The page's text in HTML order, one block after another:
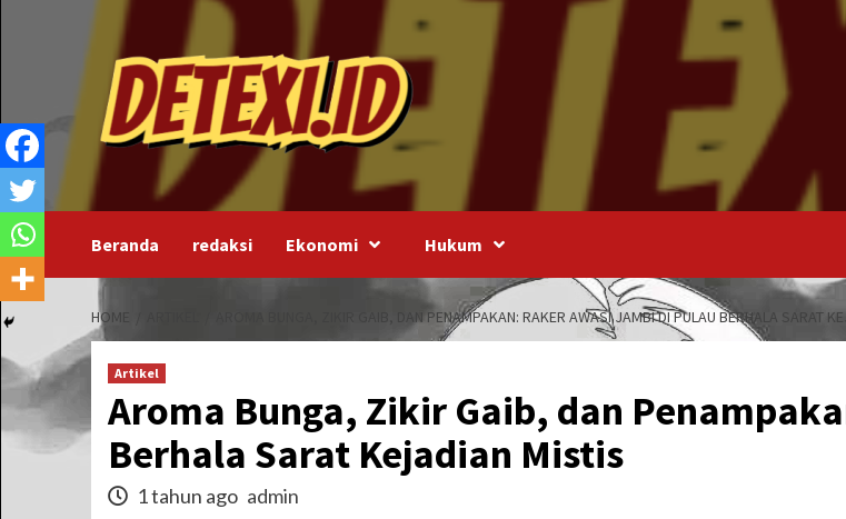
Beranda redaksi Ekonomi Hukum
HOME AROMA BUNGA, ZIKIR GAIB, DAN PENAMPAKAN: RAKER AWASI JAMBI DI PULAU BERHALA SARAT
Artikel
Aroma Bunga, Zikir Gaib, dan
Berhala Sarat Kejadian Mistis
1 tahun ago admin